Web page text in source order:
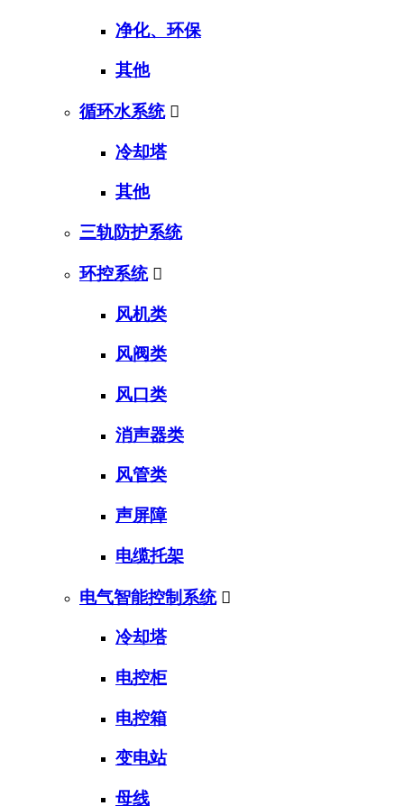
净化、环保
其他
循环水系统 
冷却塔
其他
三轨防护系统
环控系统 
风机类
风阀类
风口类
消声器类
风管类
声屏障
电缆托架
电气智能控制系统 
冷却塔
电控柜
电控箱
变电站
母线